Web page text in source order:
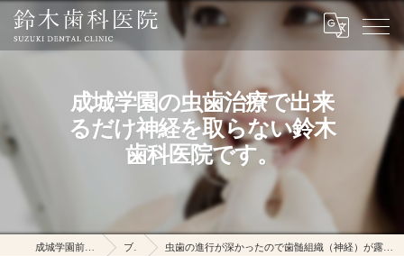
成城学園の虫歯治療で出来
るだけ神経を取らない鈴木
歯科医院です。
成城学園前駅の鈴木歯科医院 ブログ 虫歯の進行が深かったので歯髄組織（神経）が露出しました。しかし神経を取らないで済むようにしました。